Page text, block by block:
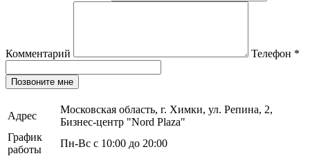
Комментарий Телефон *
Позвоните мне
Адрес
Московская область, г. Химки, ул. Репина, 2,
Бизнес-центр "Nord Plaza"
График
работы
Пн-Вс с 10:00 до 20:00